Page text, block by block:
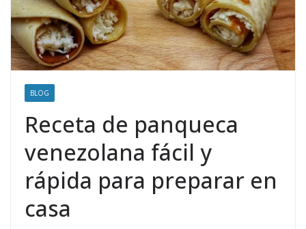
BLOG
Receta de panqueca
venezolana fácil y
rápida para preparar en
casa